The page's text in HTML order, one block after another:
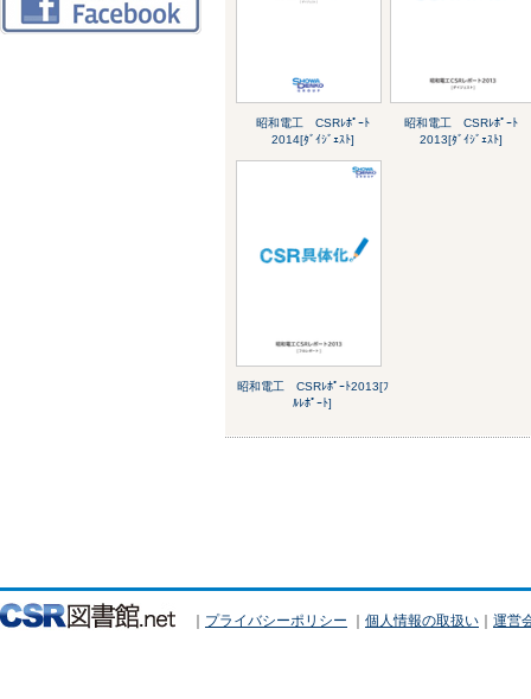
昭和電工 CSRﾚﾎﾟｰﾄ
2014[ﾀﾞｲｼﾞｪｽﾄ]
昭和電工 CSRﾚﾎﾟｰﾄ
2013[ﾀﾞｲｼﾞｪｽﾄ]
昭和電工 CSRﾚﾎﾟｰﾄ2013[ﾌ
ﾙﾚﾎﾟｰﾄ]
｜ プライバシーポリシー ｜ 個人情報の取扱い ｜ 運営